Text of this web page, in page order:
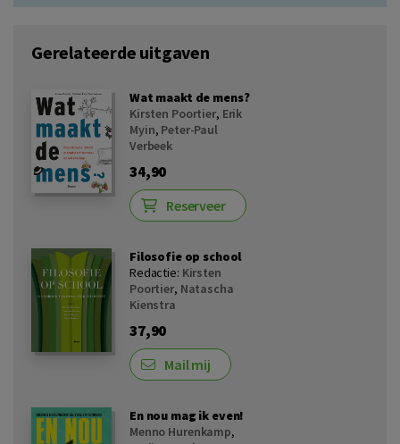
Gerelateerde uitgaven
Wat maakt de mens?
Kirsten Poortier, Erik
Myin, Peter-Paul
Verbeek
34,90
Reserveer
Filosofie op school
Redactie: Kirsten
Poortier, Natascha
Kienstra
37,90
Mail mij
En nou mag ik even!
Menno Hurenkamp,